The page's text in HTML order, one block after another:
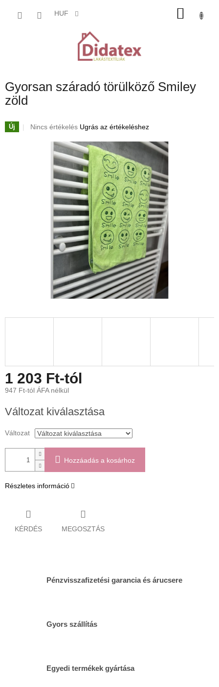
HUF
Gyorsan száradó törülköző Smiley
zöld
Új
A
értékelése
Nincs értékelés Ugrás az értékeléshez
1 203 Ft-tól
947 Ft-tól ÁFA nélkül
Változat kiválasztása
Változat
Hozzáadás a kosárhoz
Részletes információ
KÉRDÉS MEGOSZTÁS
Pénzvisszafizetési garancia és árucsere
Gyors szállítás
Egyedi termékek gyártása